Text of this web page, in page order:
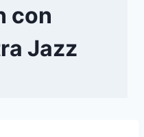
con
Jazz